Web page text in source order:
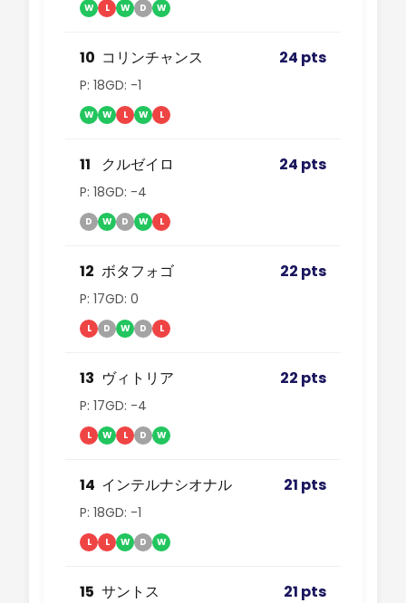
W L W D W
10 コリンチャンス 24 pts
P: 18GD: -1
W W L W L
11 クルゼイロ 24 pts
P: 18GD: -4
D W D W L
12 ボタフォゴ 22 pts
P: 17GD: 0
L D W D L
13 ヴィトリア 22 pts
P: 17GD: -4
L W L D W
14 インテルナシオナル 21 pts
P: 18GD: -1
L L W D W
15 サントス 21 pts